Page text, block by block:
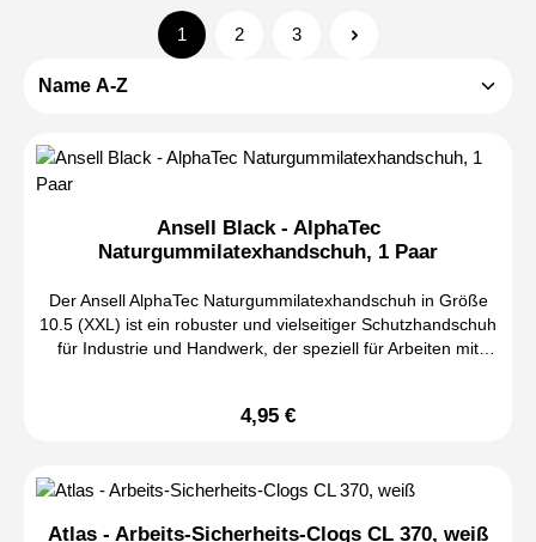
Seite
1
Seite
2
Seite
3
Ansell Black - AlphaTec
Naturgummilatexhandschuh, 1 Paar
Der Ansell AlphaTec Naturgummilatexhandschuh in Größe
10.5 (XXL) ist ein robuster und vielseitiger Schutzhandschuh
für Industrie und Handwerk, der speziell für Arbeiten mit
Naturgummilatex-Beschichtung bietet er eine hohe
Flexibilität und Tragekomfort. Die strukturierte Oberfläche mit
Regulärer Preis:
4,95 €
Atlas - Arbeits-Sicherheits-Clogs CL 370, weiß